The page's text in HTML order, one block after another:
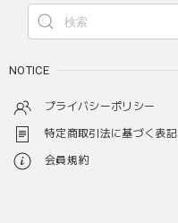
NOTICE
プライバシーポリシー
特定商取引法に基づく表記
会員規約